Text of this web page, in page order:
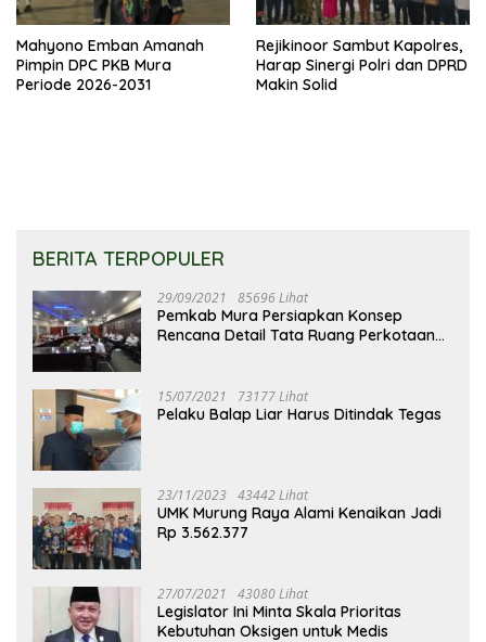
Mahyono Emban Amanah
Pimpin DPC PKB Mura
Periode 2026-2031
Rejikinoor Sambut Kapolres,
Harap Sinergi Polri dan DPRD
Makin Solid
BERITA TERPOPULER
29/09/2021 85696 Lihat
Pemkab Mura Persiapkan Konsep
Rencana Detail Tata Ruang Perkotaan
15/07/2021 73177 Lihat
Pelaku Balap Liar Harus Ditindak Tegas
23/11/2023 43442 Lihat
UMK Murung Raya Alami Kenaikan Jadi
Rp 3.562.377
27/07/2021 43080 Lihat
Legislator Ini Minta Skala Prioritas
Kebutuhan Oksigen untuk Medis